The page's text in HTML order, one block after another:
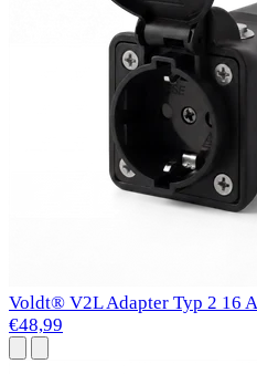
Voldt® V2L Adapter Typ 2 16
€48,99